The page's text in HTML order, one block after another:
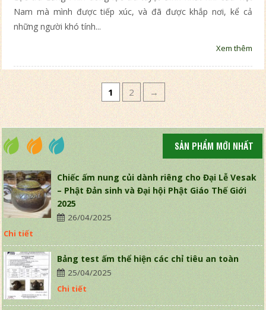
Nam mà mình được tiếp xúc, và đã được khắp nơi, kể cả
những người khó tính...
Xem thêm
1 2 →
SẢN PHẨM MỚI NHẤT
Chiếc ấm nung củi dành riêng cho Đại Lễ Vesak
– Phật Đản sinh và Đại hội Phật Giáo Thế Giới
2025
26/04/2025
Chi tiết
Bảng test ấm thể hiện các chỉ tiêu an toàn
25/04/2025
Chi tiết